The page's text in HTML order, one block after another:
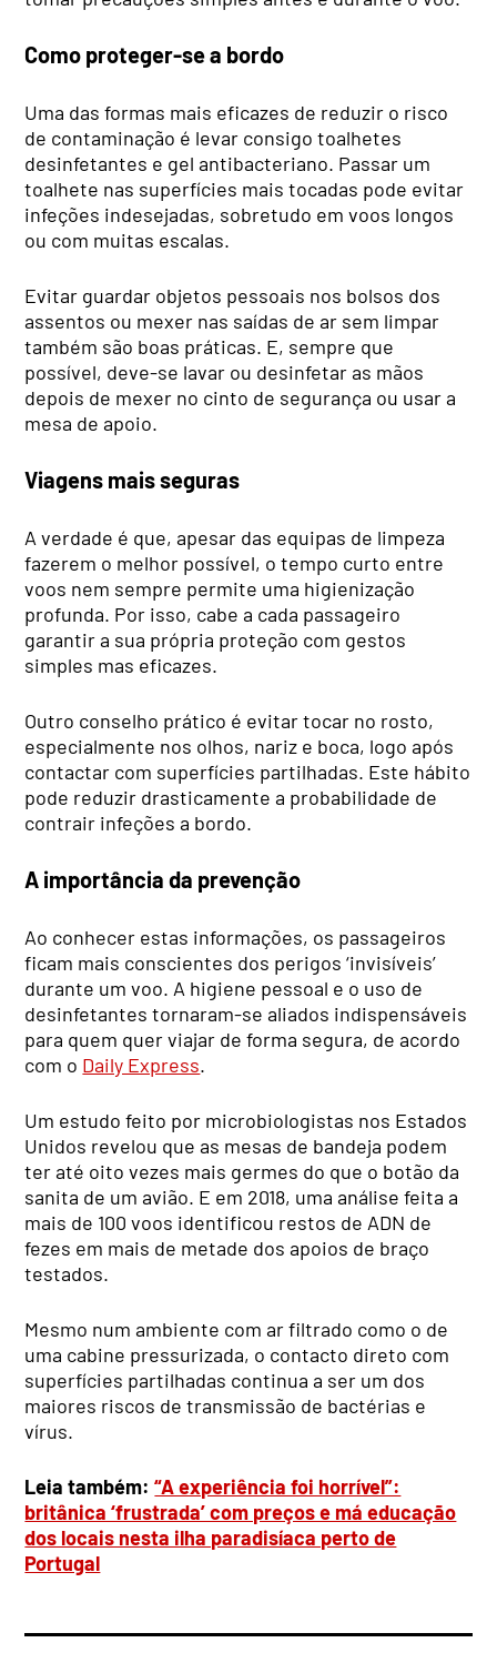
Como proteger-se a bordo
Uma das formas mais eficazes de reduzir o risco
de contaminação é levar consigo toalhetes
desinfetantes e gel antibacteriano. Passar um
toalhete nas superfícies mais tocadas pode evitar
infeções indesejadas, sobretudo em voos longos
ou com muitas escalas.
Evitar guardar objetos pessoais nos bolsos dos
assentos ou mexer nas saídas de ar sem limpar
também são boas práticas. E, sempre que
possível, deve-se lavar ou desinfetar as mãos
depois de mexer no cinto de segurança ou usar a
mesa de apoio.
Viagens mais seguras
A verdade é que, apesar das equipas de limpeza
fazerem o melhor possível, o tempo curto entre
voos nem sempre permite uma higienização
profunda. Por isso, cabe a cada passageiro
garantir a sua própria proteção com gestos
simples mas eficazes.
Outro conselho prático é evitar tocar no rosto,
especialmente nos olhos, nariz e boca, logo após
contactar com superfícies partilhadas. Este hábito
pode reduzir drasticamente a probabilidade de
contrair infeções a bordo.
A importância da prevenção
Ao conhecer estas informações, os passageiros
ficam mais conscientes dos perigos ‘invisíveis’
durante um voo. A higiene pessoal e o uso de
desinfetantes tornaram-se aliados indispensáveis
para quem quer viajar de forma segura, de acordo
com o Daily Express.
Um estudo feito por microbiologistas nos Estados
Unidos revelou que as mesas de bandeja podem
ter até oito vezes mais germes do que o botão da
sanita de um avião. E em 2018, uma análise feita a
mais de 100 voos identificou restos de ADN de
fezes em mais de metade dos apoios de braço
testados.
Mesmo num ambiente com ar filtrado como o de
uma cabine pressurizada, o contacto direto com
superfícies partilhadas continua a ser um dos
maiores riscos de transmissão de bactérias e
vírus.
Leia também:“A experiência foi horrível”:
britânica ‘frustrada’ com preços e má educação
dos locais nesta ilha paradisíaca perto de
Portugal